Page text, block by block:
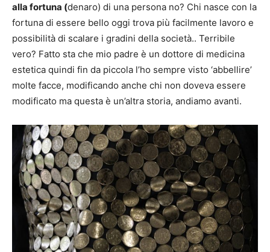
alla fortuna (denaro) di una persona no? Chi nasce con la
fortuna di essere bello oggi trova più facilmente lavoro e
possibilità di scalare i gradini della società.. Terribile
vero? Fatto sta che mio padre è un dottore di medicina
estetica quindi fin da piccola l’ho sempre visto ‘abbellire’
molte facce, modificando anche chi non doveva essere
modificato ma questa è un’altra storia, andiamo avanti.